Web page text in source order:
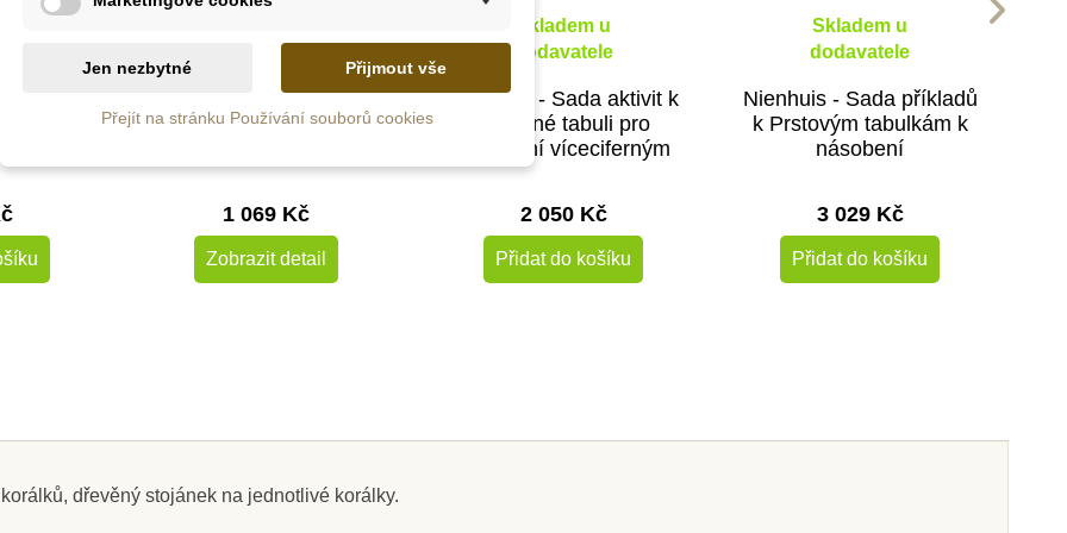
Na dotaz
Moyo Montessori Zlomky
- výřezy ( 1 - 1/10)
1 069 Kč
Zobrazit detail
Skladem u
dodavatele
Nienhuis - Sada aktivit k
Barevné tabuli pro
násobení víceciferným
činitelem
2 050 Kč
Přidat do košíku
Skladem u
dodavatele
Nienhuis - Sada příkladů
k Prstovým tabulkám k
násobení
3 029 Kč
Přidat do košíku
dřevěný stojánek na jednotlivé korálky.
Jen nezbytné Přijmout vše
Přejít na stránku Používání souborů cookies